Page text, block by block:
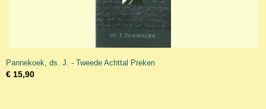
Pannekoek, ds. J. - Tweede Achttal Preken
€ 15,90